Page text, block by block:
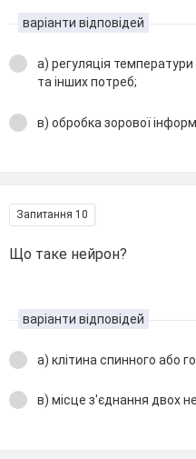
варіанти відповідей
а) регуляція температури
та інших потреб;
в) обробка зорової
Запитання 10
Що таке нейрон?
варіанти відповідей
а) клітина спинного або
в) місце з'єднання двох